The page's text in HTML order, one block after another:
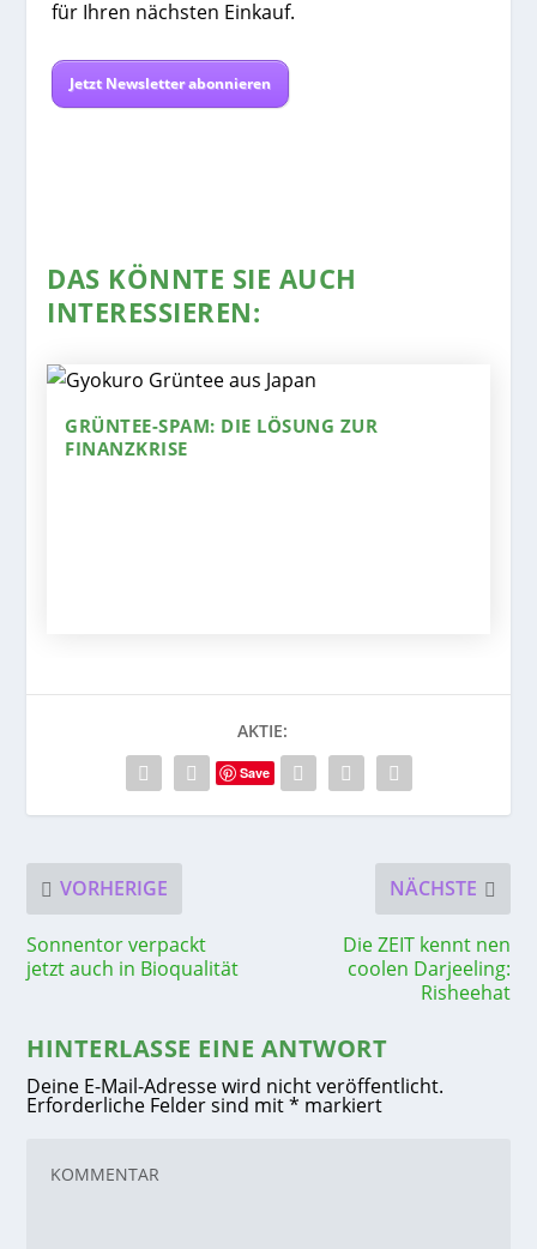
für Ihren nächsten Einkauf.
Jetzt Newsletter abonnieren
DAS KÖNNTE SIE AUCH
INTERESSIEREN:
GRÜNTEE-SPAM: DIE LÖSUNG ZUR
FINANZKRISE
AKTIE:
Save
VORHERIGE
Sonnentor verpackt
jetzt auch in Bioqualität
NÄCHSTE
Die ZEIT kennt nen
coolen Darjeeling:
Risheehat
HINTERLASSE EINE ANTWORT
Deine E-Mail-Adresse wird nicht veröffentlicht.
Erforderliche Felder sind mit* markiert